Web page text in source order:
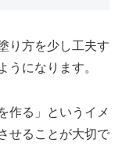
り方を少し工夫す
うになります。
作る」というイメ
せることが大切で